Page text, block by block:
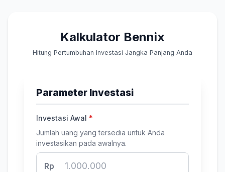
Kalkulator Bennix
Hitung Pertumbuhan Investasi Jangka Panjang Anda
Parameter Investasi
Investasi Awal *
Jumlah uang yang tersedia untuk Anda
investasikan pada awalnya.
Rp